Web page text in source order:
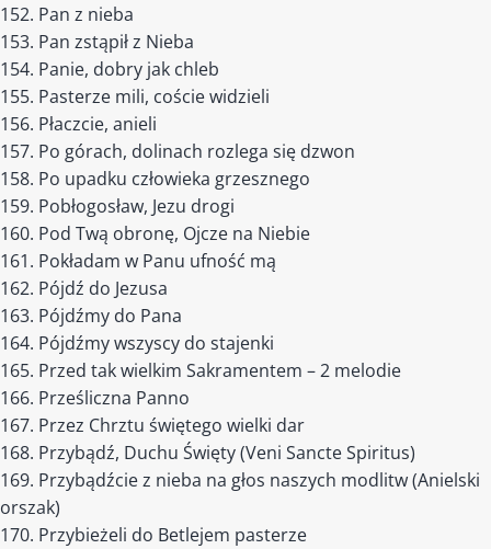
Pan z nieba
Pan zstąpił z Nieba
Panie, dobry jak chleb
Pasterze mili, coście widzieli
Płaczcie, anieli
Po górach, dolinach rozlega się dzwon
Po upadku człowieka grzesznego
Pobłogosław, Jezu drogi
Pod Twą obronę, Ojcze na Niebie
Pokładam w Panu ufność mą
Pójdź do Jezusa
Pójdźmy do Pana
Pójdźmy wszyscy do stajenki
Przed tak wielkim Sakramentem – 2 melodie
Prześliczna Panno
Przez Chrztu świętego wielki dar
Przybądź, Duchu Święty (Veni Sancte Spiritus)
Przybądźcie z nieba na głos naszych modlitw (Anielski
orszak)
Przybieżeli do Betlejem pasterze